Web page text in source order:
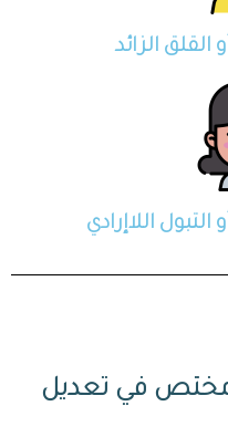
القلق الزائد
اللاإرادي
في تعديل